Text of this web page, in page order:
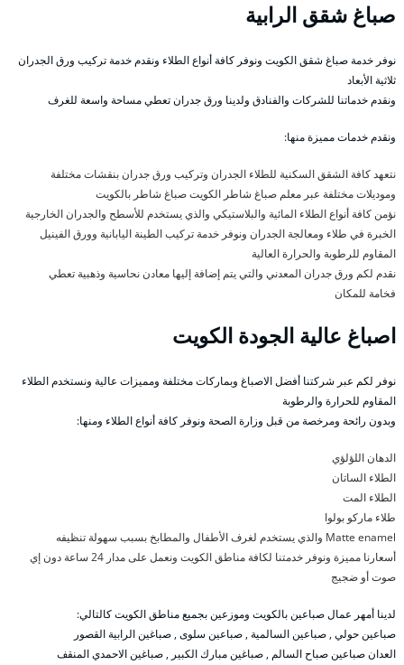
صباغ شقق الرابية
نوفر خدمة صباغ شقق الكويت ونوفر كافة أنواع الطلاء ونقدم خدمة تركيب ورق الجدران
ثلاثية الأبعاد
ونقدم خدماتنا للشركات والفنادق ولدينا ورق جدران تعطي مساحة واسعة للغرف
ونقدم خدمات مميزة منها:
نتعهد كافة الشقق السكنية للطلاء الجدران وتركيب ورق جدران بنقشات مختلفة
وموديلات مختلفة عبر معلم صباغ شاطر الكويت صباغ شاطر بالكويت
نؤمن كافة أنواع الطلاء المائية والبلاستيكي والذي يستخدم للأسطح والجدران الخارجية
الخبرة في طلاء ومعالجة الجدران ونوفر خدمة تركيب الطينة اليابانية وورق الفينيل
المقاوم للرطوبة والحرارة العالية
نقدم لكم ورق جدران المعدني والتي يتم إضافة إليها معادن نحاسية وذهبية تعطي
فخامة للمكان
اصباغ عالية الجودة الكويت
نوفر لكم عبر شركتنا أفضل الاصباغ وبماركات مختلفة ومميزات عالية ونستخدم الطلاء
المقاوم للحرارة والرطوبة
وبدون رائحة ومرخصة من قبل وزارة الصحة ونوفر كافة أنواع الطلاء ومنها:
الدهان اللؤلؤي
الطلاء الساتان
الطلاء المت
طلاء ماركو بولوا
Matte enamel والذي يستخدم لغرف الأطفال والمطابخ بسبب سهولة تنظيفه
أسعارنا مميزة ونوفر خدمتنا لكافة مناطق الكويت ونعمل على مدار 24 ساعة دون إي
صوت أو ضجيج
لدينا أمهر عمال صباعين بالكويت وموزعين بجميع مناطق الكويت كالتالي:
صباعين حولي , صباعين السالمية , صباعين سلوى , صباغين الرابية القصور
العدان صباعين صباح السالم , صباغين مبارك الكبير , صباغين الاحمدي المنقف